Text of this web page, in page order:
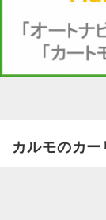
カルモのカ